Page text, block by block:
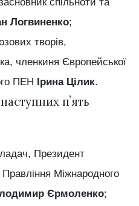
Логвиненко;
творів,
членкиня Європейської
ПЕН Ірина Цілик.
пʼять
Президент
Міжнародного
Єрмоленко;